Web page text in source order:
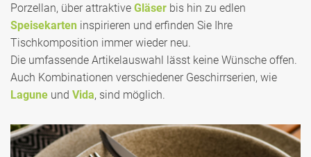
Porzellan, über attraktive Gläser bis hin zu edlen
Speisekarten inspirieren und erfinden Sie Ihre
Tischkomposition immer wieder neu.
Die umfassende Artikelauswahl lässt keine Wünsche offen.
Auch Kombinationen verschiedener Geschirrserien, wie
Lagune und Vida, sind möglich.